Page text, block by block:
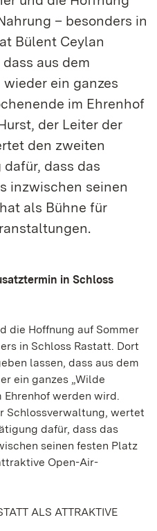
– besonders in
Bülent Ceylan
aus dem
ein ganzes
im Ehrenhof
der Leiter der
den zweiten
dass das
inzwischen seinen
als Bühne für
in Schloss
die Hoffnung auf Sommer
in Schloss Rastatt. Dort
lassen, dass aus dem
ein ganzes „Wilde
Ehrenhof werden wird.
Schlossverwaltung, wertet
dafür, dass das
seinen festen Platz
Open-Air-
ALS ATTRAKTIVE